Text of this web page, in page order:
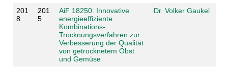
201
8
201
5
AiF 18250: Innovative
energieeffiziente
Kombinations-
Trocknungsverfahren zur
Verbesserung der Qualität
von getrocknetem Obst
und Gemüse
Dr. Volker Gaukel